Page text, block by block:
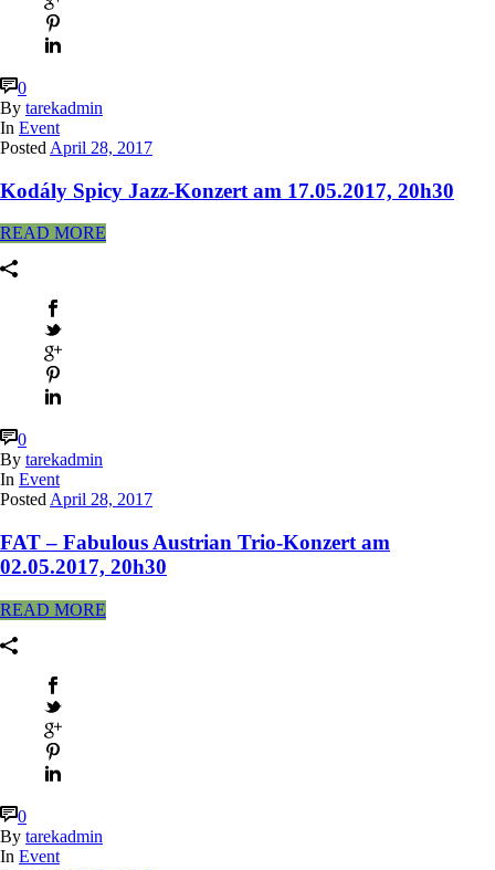
0
By tarekadmin
In Event
Posted April 28, 2017
Kodály Spicy Jazz-Konzert am 17.05.2017, 20h30
READ MORE
0
By tarekadmin
In Event
Posted April 28, 2017
FAT – Fabulous Austrian Trio-Konzert am
02.05.2017, 20h30
READ MORE
0
By tarekadmin
In Event